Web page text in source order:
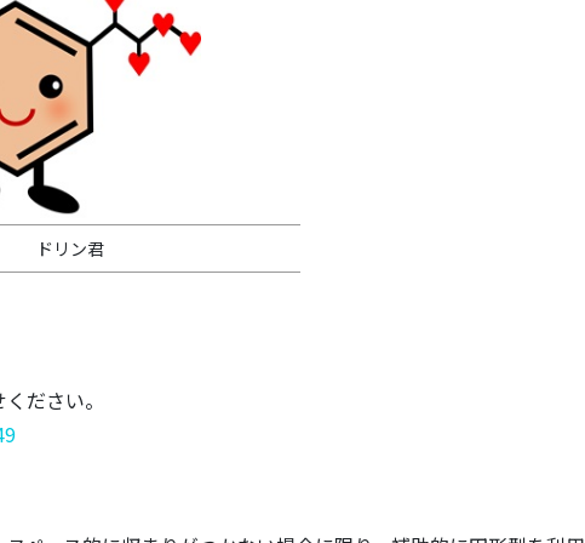
ドリン君
ださい。